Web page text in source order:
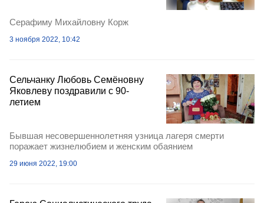
Серафиму Михайловну Корж
3 ноября 2022, 10:42
Сельчанку Любовь Семёновну
Яковлеву поздравили с 90-
летием
Бывшая несовершеннолетняя узница лагеря смерти
поражает жизнелюбием и женским обаянием
29 июня 2022, 19:00